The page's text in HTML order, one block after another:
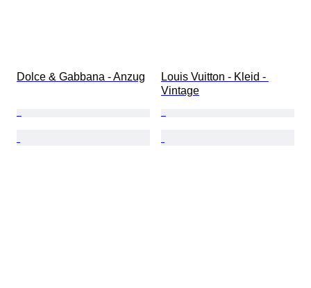
Dolce & Gabbana - Anzug
Louis Vuitton - Kleid -
Vintage